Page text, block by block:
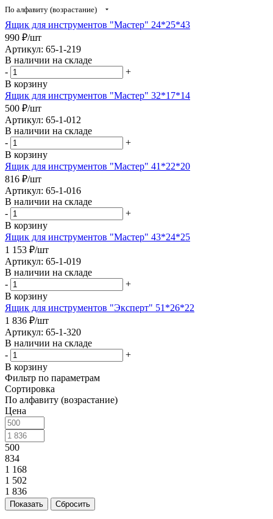
По алфавиту (возрастание)
Ящик для инструментов "Мастер" 24*25*43
990 ₽/шт
Артикул: 65-1-219
В наличии на складе
-
+
В корзину
Ящик для инструментов "Мастер" 32*17*14
500 ₽/шт
Артикул: 65-1-012
В наличии на складе
-
+
В корзину
Ящик для инструментов "Мастер" 41*22*20
816 ₽/шт
Артикул: 65-1-016
В наличии на складе
-
+
В корзину
Ящик для инструментов "Мастер" 43*24*25
1 153 ₽/шт
Артикул: 65-1-019
В наличии на складе
-
+
В корзину
Ящик для инструментов "Эксперт" 51*26*22
1 836 ₽/шт
Артикул: 65-1-320
В наличии на складе
-
+
В корзину
Фильтр по параметрам
Сортировка
По алфавиту (возрастание)
Цена
500
834
1 168
1 502
1 836
Сбросить